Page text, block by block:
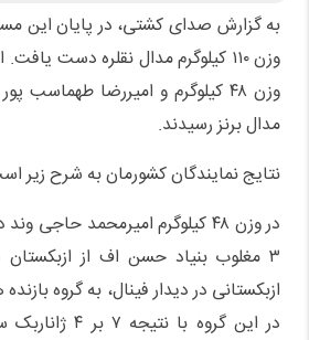
به گزارش صدای کشتی، در پایان این
وزن ۱۱۰ کیلوگرم مدال نقلره دست
مدال برنز رسیدند.
نتایج نمایندگان کشورمان به شرح زیر
۳ مغلوب بنیاد حسن اف از
ازبکستانی در دیدار فینال، به گروه
در این گروه با